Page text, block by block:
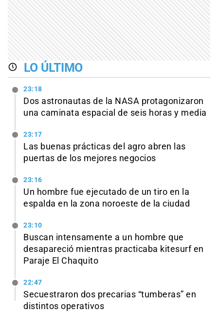
LO ÚLTIMO
23:18
Dos astronautas de la NASA protagonizaron
una caminata espacial de seis horas y media
23:17
Las buenas prácticas del agro abren las
puertas de los mejores negocios
23:16
Un hombre fue ejecutado de un tiro en la
espalda en la zona noroeste de la ciudad
23:10
Buscan intensamente a un hombre que
desapareció mientras practicaba kitesurf en
Paraje El Chaquito
22:47
Secuestraron dos precarias “tumberas” en
distintos operativos